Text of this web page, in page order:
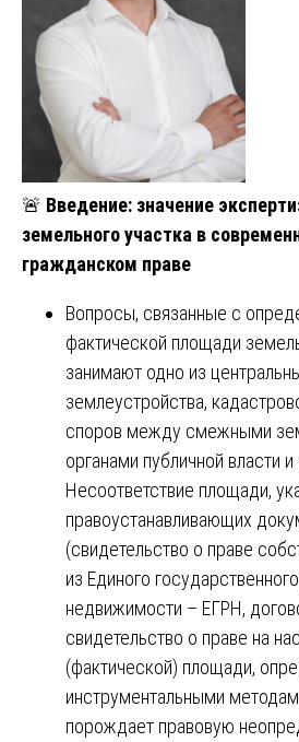
🚨 Введение: значение
земельного участка в
гражданском праве
Вопросы, связанные с
фактической площади
занимают одно из
землеустройства,
споров между смежными
органами публичной власти
Несоответствие площади,
правоустанавливающих
(свидетельство о праве
из Единого
недвижимости – ЕГРН,
свидетельство о праве на
(фактической) площади,
инструментальными
порождает правовую